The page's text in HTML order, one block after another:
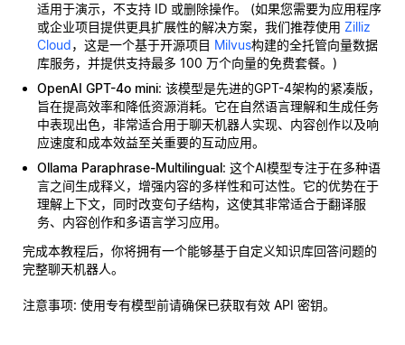
适用于演示，不支持 ID 或删除操作。 (如果您需要为应用程序
或企业项目提供更具扩展性的解决方案，我们推荐使用 Zilliz
Cloud，这是一个基于开源项目 Milvus构建的全托管向量数据
库服务，并提供支持最多 100 万个向量的免费套餐。)
OpenAI GPT-4o mini: 该模型是先进的GPT-4架构的紧凑版，
旨在提高效率和降低资源消耗。它在自然语言理解和生成任务
中表现出色，非常适合用于聊天机器人实现、内容创作以及响
应速度和成本效益至关重要的互动应用。
Ollama Paraphrase-Multilingual: 这个AI模型专注于在多种语
言之间生成释义，增强内容的多样性和可达性。它的优势在于
理解上下文，同时改变句子结构，这使其非常适合于翻译服
务、内容创作和多语言学习应用。
完成本教程后，你将拥有一个能够基于自定义知识库回答问题的
完整聊天机器人。
注意事项: 使用专有模型前请确保已获取有效 API 密钥。